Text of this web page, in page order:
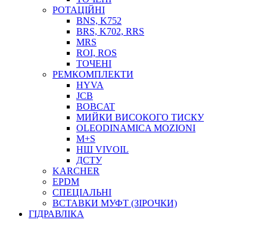
ОЛИВА-ПАЛИВО
ПОВІТРЯ-ВОДА
ДЛЯ ЗВАРЮВАННЯ
НАПІРНО-ВСМОКТУЮЧІ
ФІЛЬТРИ ДЛЯ ПАЛЬНОГО
ПІДДОНИ ДЛЯ БОЧОК
МОДУЛЬНІ АЗС
МЕТРОЛОГІЧНЕ ОБЛАДНАННЯ
ЛІЧИЛЬНИКИ І ВИТРАТОМІРИ ДЛЯ ПАЛЬНОГО
КОТУШКИ ДЛЯ ШЛАНГІВ
РОТАЦІЙНІ
BNS, K752
BRS, K702, RRS
MRS
ROI, ROS
ТОЧЕНІ
РЕМКОМПЛЕКТИ
HYVA
JCB
BOBCAT
МИЙКИ ВИСОКОГО ТИСКУ
OLEODINAMICA MOZIONI
M+S
НШ VIVOIL
ДСТУ
KARCHER
EPDM
СПЕЦІАЛЬНІ
ВСТАВКИ МУФТ (ЗІРОЧКИ)
ГІДРАВЛІКА